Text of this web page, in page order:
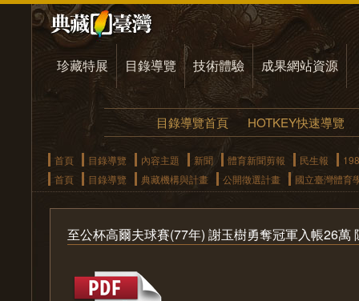
珍藏特展 目錄導覽 技術體驗 成果網站資源
目錄導覽首頁 HOTKEY快速導覽
首頁 目錄導覽 內容主題 新聞 體育新聞剪報 民生報
首頁
目錄導覽 典藏機構與計畫 公開徵選計畫 國立臺灣體育
至公杯高爾夫球賽(77年) 謝玉樹勇奪冠軍入帳26萬